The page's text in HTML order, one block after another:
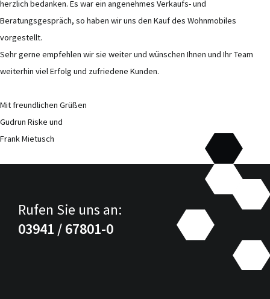
herzlich bedanken. Es war ein angenehmes Verkaufs- und
Beratungsgespräch, so haben wir uns den Kauf des Wohnmobiles
vorgestellt.
Sehr gerne empfehlen wir sie weiter und wünschen Ihnen und Ihr Team
weiterhin viel Erfolg und zufriedene Kunden.
Mit freundlichen Grüßen
Gudrun Riske und
Frank Mietusch
Rufen Sie uns an:
03941 / 67801-0